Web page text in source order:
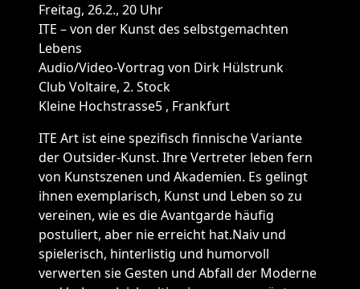
Freitag, 26.2., 20 Uhr
ITE – von der Kunst des selbstgemachten
Lebens
Audio/Video-Vortrag von Dirk Hülstrunk
Club Voltaire, 2. Stock
Kleine Hochstrasse5 , Frankfurt
ITE Art ist eine spezifisch finnische Variante
der Outsider-Kunst. Ihre Vertreter leben fern
von Kunstszenen und Akademien. Es gelingt
ihnen exemplarisch, Kunst und Leben so zu
vereinen, wie es die Avantgarde häufig
postuliert, aber nie erreicht hat.Naiv und
spielerisch, hinterlistig und humorvoll
verwerten sie Gesten und Abfall der Moderne